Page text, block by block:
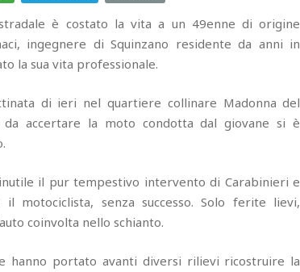
è costato la vita a un 49enne di origine
ingegnere di Squinzano residente da anni in
la sua vita professionale.
di ieri nel quartiere collinare Madonna del
accertare la moto condotta dal giovane si è
il pur tempestivo intervento di Carabinieri e
motociclista, senza successo. Solo ferite lievi,
coinvolta nello schianto.
hanno portato avanti diversi rilievi ricostruire la